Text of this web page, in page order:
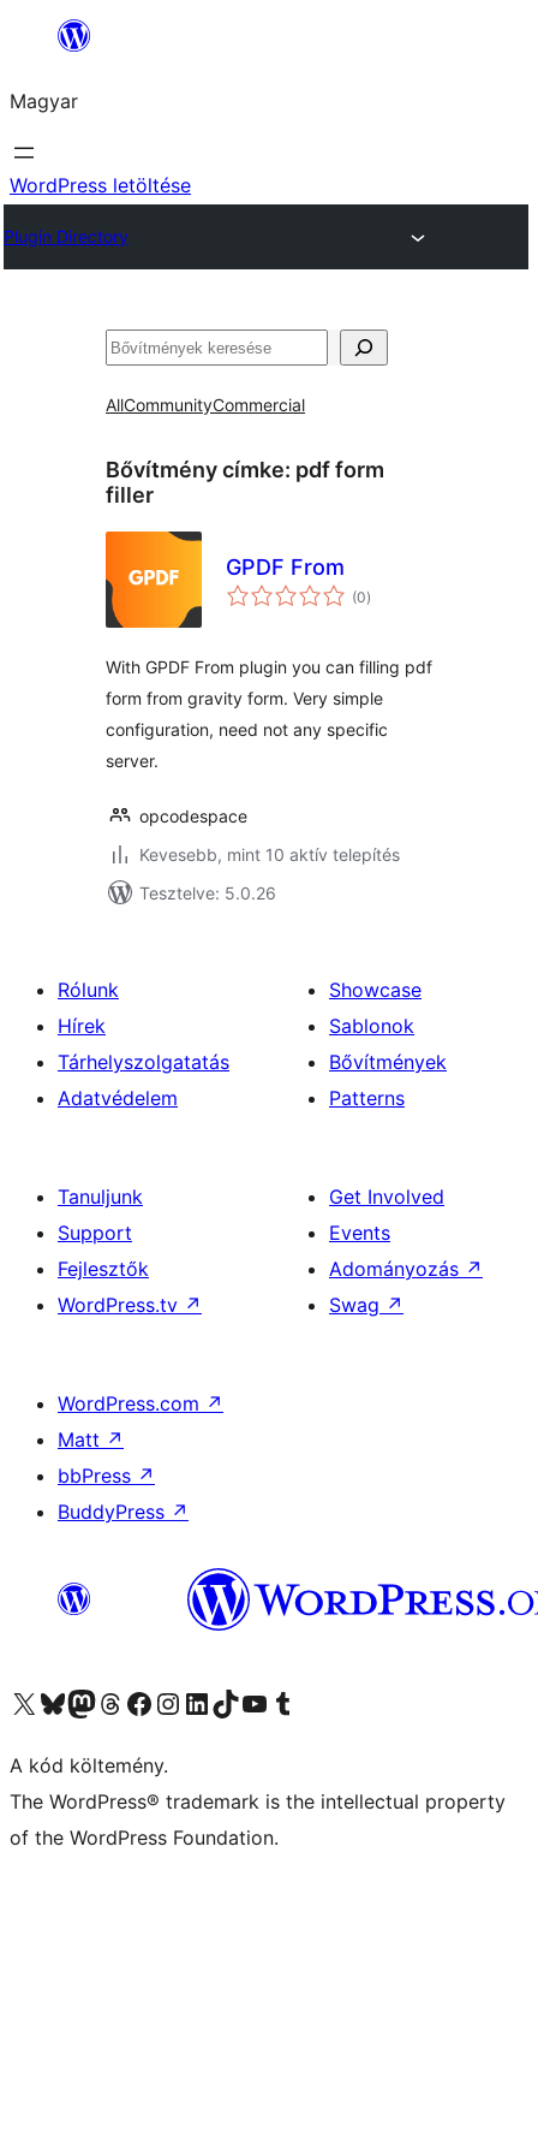
Ugrás
tartalomhoz
Magyar
WordPress letöltése
Plugin Directory
Keresés
AllCommunityCommercial
Bővítmény címke: pdf form
filler
GPDF From
(0értékelés
összesen
)
With GPDF From plugin you can filling pdf
form from gravity form. Very simple
configuration, need not any specific
server.
opcodespace
Kevesebb, mint 10 aktív telepítés
Tesztelve: 5.0.26
Rólunk
Hírek
Tárhelyszolgatatás
Adatvédelem
Showcase
Sablonok
Bővítmények
Patterns
Tanuljunk
Support
Fejlesztők
WordPress.tv ↗
Get Involved
Events
Adományozás ↗
Swag ↗
WordPress.com ↗
Matt ↗
bbPress ↗
BuddyPress ↗
Visit our X (formerly Twitter) account
Visit our Bluesky account
Twitter csatornánk
Visit our Threads account
Facebook oldalunk megtekintése
Visit our Instagram account
Visit our LinkedIn account
Visit our TikTok account
Visit our YouTube channel
Visit our Tumblr account
A kód költemény.
The WordPress® trademark is the intellectual property
of the WordPress Foundation.